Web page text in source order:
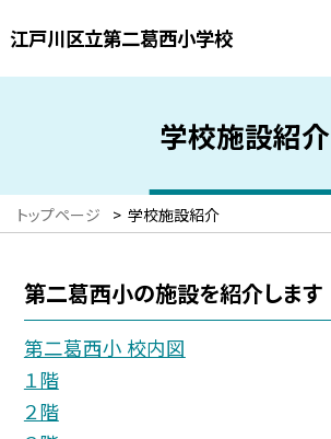
江戸川区立第二葛西小学校
学校施設紹介
トップページ > 学校施設紹介
第二葛西小の施設を紹介します
第二葛西小 校内図
１階
２階